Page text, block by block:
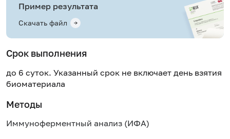
Пример результата
Скачать файл
Срок выполнения
до 6 суток. Указанный срок не включает день взятия
биоматериала
Методы
Иммуноферментный анализ (ИФА)